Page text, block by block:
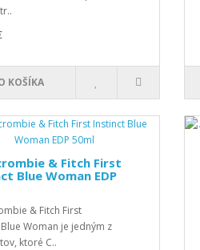
KOŠÍKA
& Fitch First
Blue Woman EDP
& Fitch First
Woman je jedným z
ktoré C..